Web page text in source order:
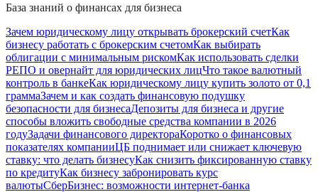
База знаний о финансах для бизнеса
Зачем юридическому лицу открывать брокерский счетКак
бизнесу работать с брокерским счетомКак выбирать
облигации с минимальным рискомКак использовать сделки
РЕПО и овернайт для юридических лицЧто такое валютный
контроль в банкеКак юридическому лицу купить золото от 0,1
граммаЗачем и как создать финансовую подушку
безопасности для бизнесаДепозиты для бизнеса и другие
способы вложить свободные средства компании в 2026
годуЗадачи финансового директораКоротко о финансовых
показателях компанииЦБ поднимает или снижает ключевую
ставку: что делать бизнесуКак снизить фиксированную ставку
по кредитуКак бизнесу забронировать курс
валютыСберБизнес: возможности интернет-банка